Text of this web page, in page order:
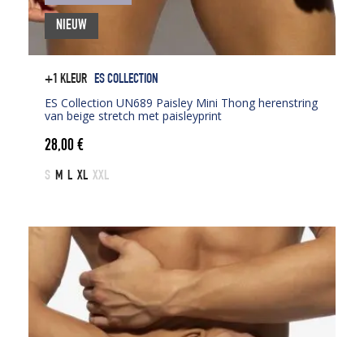
+1 KLEUR ES COLLECTION
ES Collection UN689 Paisley Mini Thong herenstring
van beige stretch met paisleyprint
28,00€
S M L XL XXL
NIEUW